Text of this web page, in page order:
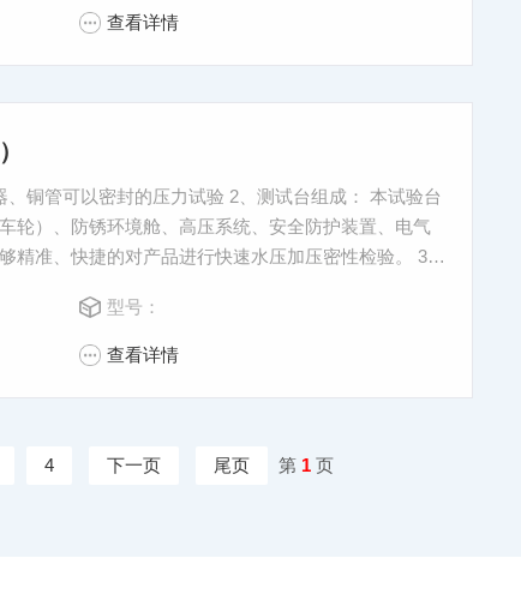
查看详情
铜管可以密封的压力试验 2、测试台组成： 本试验台
轮）、防锈环境舱、高压系统、安全防护装置、电气
精准、快捷的对产品进行快速水压加压密性检验。 3、
型号：
查看详情
4 下一页 尾页 第 1页